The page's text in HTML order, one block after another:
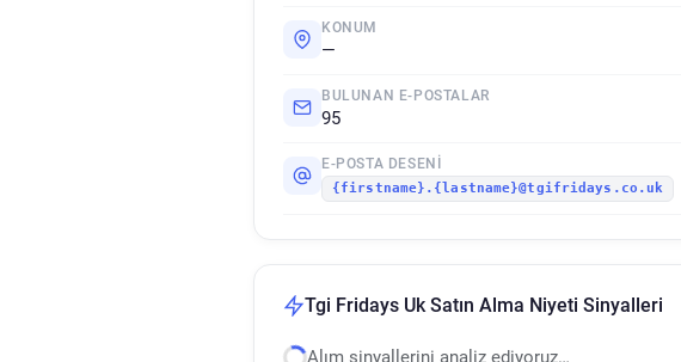
KONUM
—
BULUNAN E-POSTALAR
95
E-POSTA DESENI
{firstname}.{lastname}@tgifridays.co.uk
Tgi Fridays Uk Satın Alma Niyeti Sinyalleri
Alım sinyallerini analiz ediyoruz…